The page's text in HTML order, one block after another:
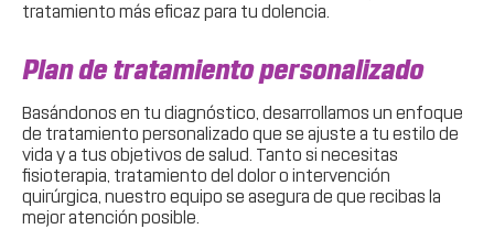
tratamiento más eficaz para tu dolencia.
Plan de tratamiento personalizado
Basándonos en tu diagnóstico, desarrollamos un enfoque
de tratamiento personalizado que se ajuste a tu estilo de
vida y a tus objetivos de salud. Tanto si necesitas
fisioterapia, tratamiento del dolor o intervención
quirúrgica, nuestro equipo se asegura de que recibas la
mejor atención posible.